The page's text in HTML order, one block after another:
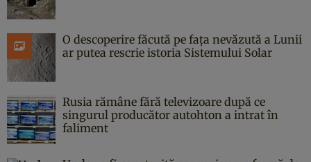
O descoperire făcută pe fața nevăzută a Lunii
ar putea rescrie istoria Sistemului Solar
Rusia rămâne fără televizoare după ce
singurul producător autohton a intrat în
faliment